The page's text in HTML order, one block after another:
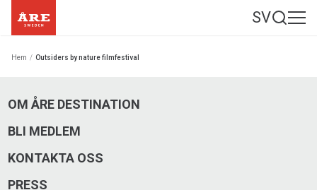
SV
Hem / Outsiders by nature filmfestival
OM ÅRE DESTINATION
BLI MEDLEM
KONTAKTA OSS
PRESS